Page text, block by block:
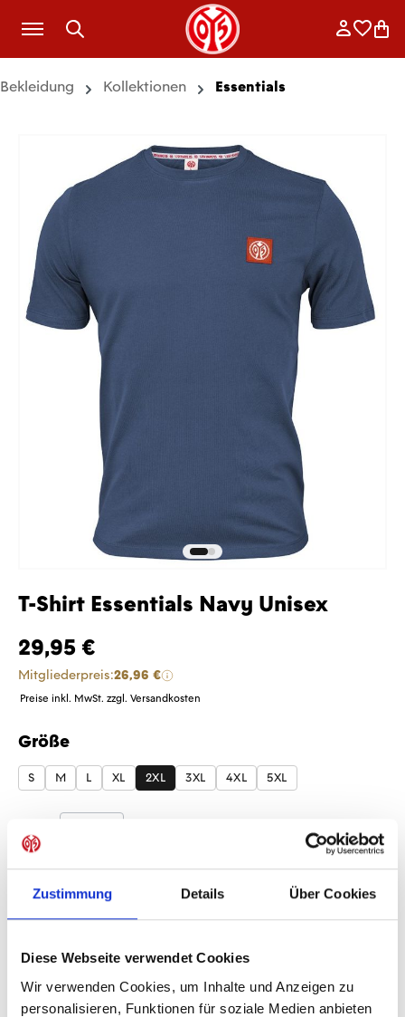
Zustimmung Details Über Cookies
Diese Webseite verwendet Cookies
Wir verwenden Cookies, um Inhalte und Anzeigen zu
personalisieren, Funktionen für soziale Medien anbieten
Zum Hauptinhalt springen
Bekleidung Kollektionen Essentials
T-Shirt Essentials Navy Unisex
29,95 €
Mitgliederpreis:26,96 €
Preise inkl. MwSt. zzgl. Versandkosten
Größe
auswählen
S M L XL 2XL 3XL 4XL 5XL
Produkt Anzahl: Gib den gewünschten
Sofort verfügbar, Lieferzeit: 1-3 Tage
IN DEN WARENKORB